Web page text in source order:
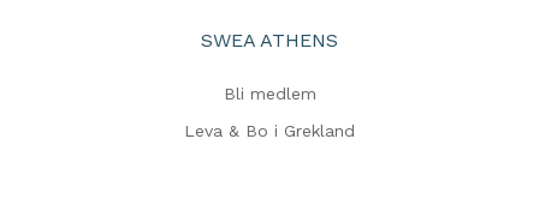
SWEA ATHENS
Bli medlem
Leva & Bo i Grekland